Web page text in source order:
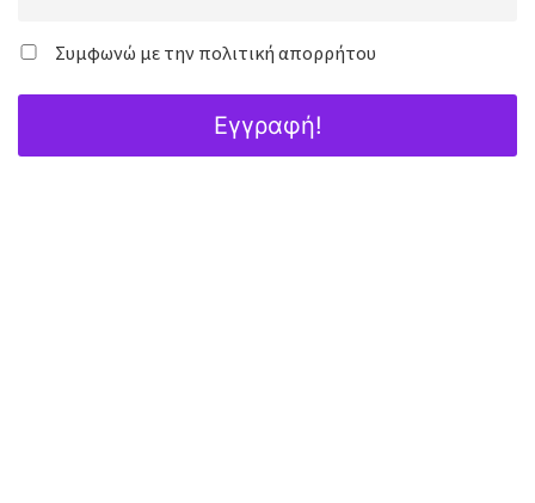
Συμφωνώ με την πολιτική απορρήτου